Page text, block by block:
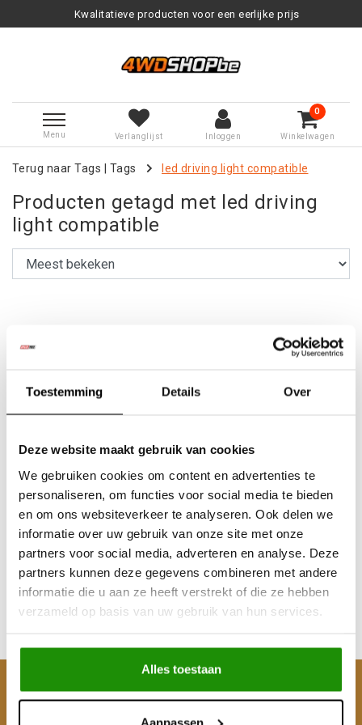
Toestemming Details Over
Deze website maakt gebruik van cookies
We gebruiken cookies om content en advertenties te
personaliseren, om functies voor social media te bieden
en om ons websiteverkeer te analyseren. Ook delen we
informatie over uw gebruik van onze site met onze
partners voor social media, adverteren en analyse. Deze
partners kunnen deze gegevens combineren met andere
informatie die u aan ze heeft verstrekt of die ze hebben
verzameld op basis van uw gebruik van hun services.
Alles toestaan
Aanpassen
Kwalitatieve producten voor een eerlijke prijs
Menu Verlanglijst Inloggen
0
Winkelwagen
Terug naar Tags Tags led driving light compatible
Producten getagd met led driving
light compatible
RIVAL Bumper with LED
Lights for Ford Ranger
2022-;
€2.357,02
Excl. btw
€2.852,00
Klantenservice